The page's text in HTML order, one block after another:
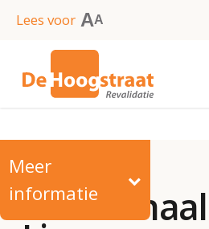
SkipLees voor AA
Meer
informatie
Het